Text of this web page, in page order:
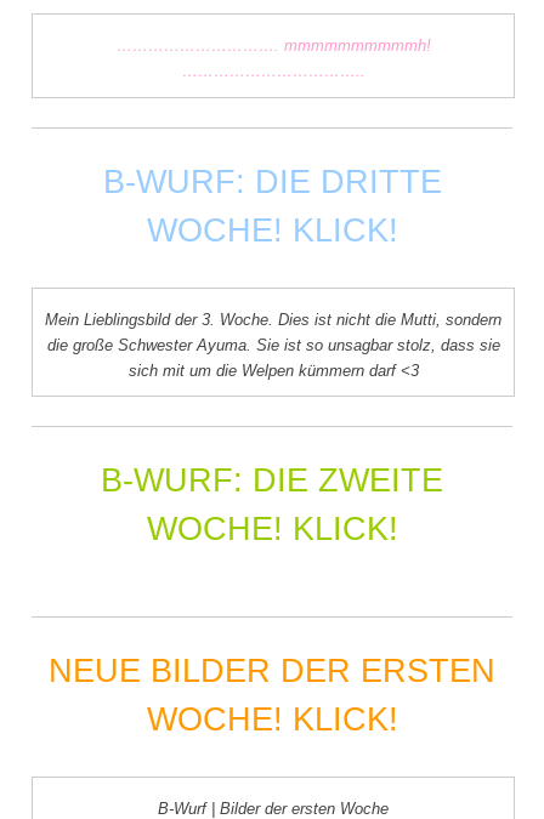
…………………………. mmmmmmmmmmh!
……………………………..
B-WURF: DIE DRITTE
WOCHE! KLICK!
Mein Lieblingsbild der 3. Woche. Dies ist nicht die Mutti, sondern
die große Schwester Ayuma. Sie ist so unsagbar stolz, dass sie
sich mit um die Welpen kümmern darf <3
B-WURF: DIE ZWEITE
WOCHE! KLICK!
NEUE BILDER DER ERSTEN
WOCHE! KLICK!
B-Wurf | Bilder der ersten Woche